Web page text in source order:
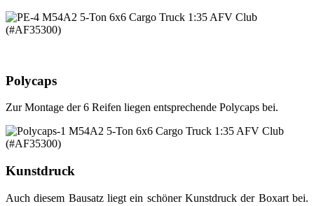
Polycaps
Zur Montage der 6 Reifen liegen entsprechende Polycaps bei.
Kunstdruck
Auch diesem Bausatz liegt ein schöner Kunstdruck der Boxart bei.